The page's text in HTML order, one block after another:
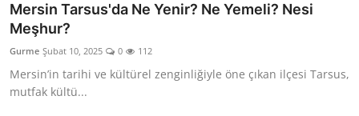
Mersin Tarsus'da Ne Yenir? Ne Yemeli? Nesi
Meşhur?
Gurme Şubat 10, 2025 0 112
Mersin’in tarihi ve kültürel zenginliğiyle öne çıkan ilçesi Tarsus,
mutfak kültü...